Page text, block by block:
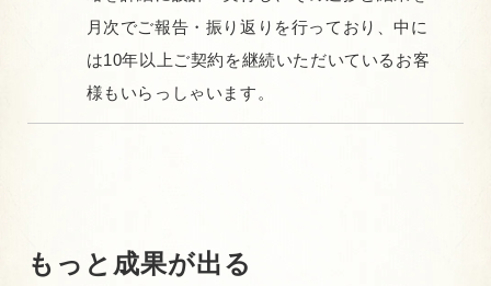
月次でご報告・振り返りを行っており、中に
は10年以上ご契約を継続いただいているお客
様もいらっしゃいます。
もっと成果が出る